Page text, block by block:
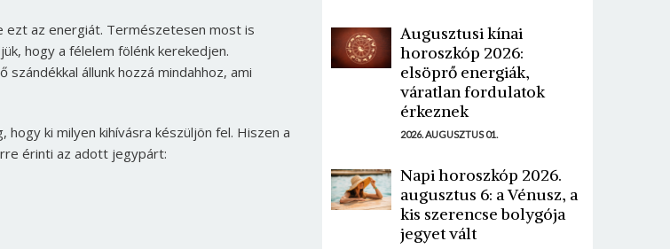
ezt az energiát. Természetesen most is
hogy a félelem fölénk kerekedjen.
állunk hozzá mindahhoz, ami
ki milyen kihívásra készüljön fel. Hiszen a
érinti az adott jegypárt:
Augusztusi kínai
horoszkóp 2026:
elsöprő energiák,
váratlan fordulatok
érkeznek
2026. AUGUSZTUS 01.
Napi horoszkóp 2026.
augusztus 6: a Vénusz, a
kis szerencse bolygója
jegyet vált